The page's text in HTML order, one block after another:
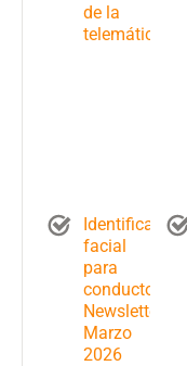
de la
telemática
Identificación
facial
para
conductores-
Newsletter
Marzo
2026